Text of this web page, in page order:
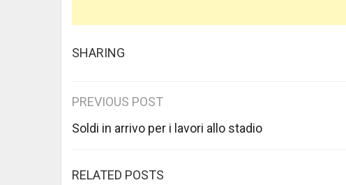
SHARING
Post
navigation
PREVIOUS POST
Soldi in arrivo per i lavori allo stadio
RELATED POSTS